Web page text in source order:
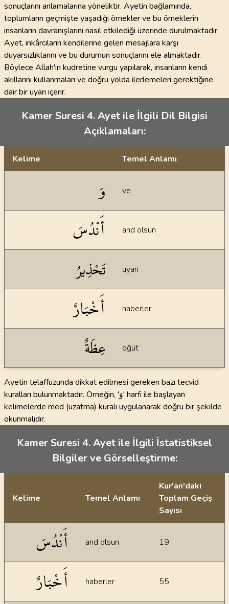
sonuçlarını anlamalarına yöneliktir. Ayetin bağlamında,
toplumların geçmişte yaşadığı örnekler ve bu örneklerin
insanların davranışlarını nasıl etkilediği üzerinde durulmaktadır.
Ayet, inkârcıların kendilerine gelen mesajlara karşı
duyarsızlıklarını ve bu durumun sonuçlarını ele almaktadır.
Böylece Allah'ın kudretine vurgu yapılarak, insanların kendi
akıllarını kullanmaları ve doğru yolda ilerlemeleri gerektiğine
dair bir uyarı içerir.
Kamer Suresi 4. Ayet ile İlgili Dil Bilgisi
Açıklamaları:
Kelime Temel Anlamı
وَ ve
أَنْدُسَ and olsun
تَحْذِيرُ uyarı
أَخْبَارٌ haberler
عِظَةٌ öğüt
Ayetin telaffuzunda dikkat edilmesi gereken bazı tecvid
kuralları bulunmaktadır. Örneğin, 'وَ' harfi ile başlayan
kelimelerde med (uzatma) kuralı uygulanarak doğru bir şekilde
okunmalıdır.
Kamer Suresi 4. Ayet ile İlgili İstatistiksel
Bilgiler ve Görselleştirme:
Kelime Temel Anlamı
Kur'an'daki
Toplam Geçiş
Sayısı
أَنْدُسَ and olsun 19
أَخْبَارٌ haberler 55